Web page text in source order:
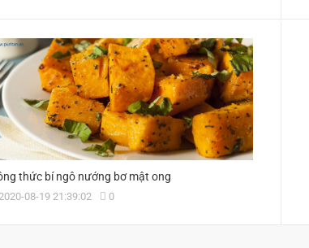
thức bí ngô nướng bơ mật ong
08-19 21:39:02 0